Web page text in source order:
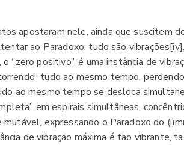
apostaram nele, ainda que suscitem
ao Paradoxo: tudo são
“zero positivo”, é uma instância de
tudo ao mesmo tempo,
ao mesmo tempo se desloca
em espirais simultâneas,
expressando o Paradoxo do
de vibração máxima é tão vibrante,